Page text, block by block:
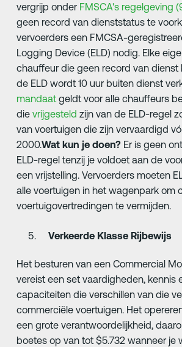
vergrijp onderFMSCA's regelgeving
geen record van dienststatus te
vervoerders een FMCSA-
Logging Device (ELD) nodig. Elke
chauffeur die geen record van dienst
de ELD wordt 10 uur buiten dienst
mandaatgeldt voor alle chauffeurs
dievrijgesteld zijn van de ELD-regel
van voertuigen die zijn vervaardigd
2000.Wat kun je doen?Er is geen
ELD-regel tenzij je voldoet aan de
een vrijstelling. Vervoerders moeten
alle voertuigen in het wagenpark om
voertuigovertredingen te vermijden.
Verkeerde Klasse Rijbewijs
Het besturen van een Commercial
vereist een set vaardigheden, kennis
capaciteiten die verschillen van die
commerciële voertuigen. Het
een grote verantwoordelijkheid,
boetes op van tot $5.732 wanneer je